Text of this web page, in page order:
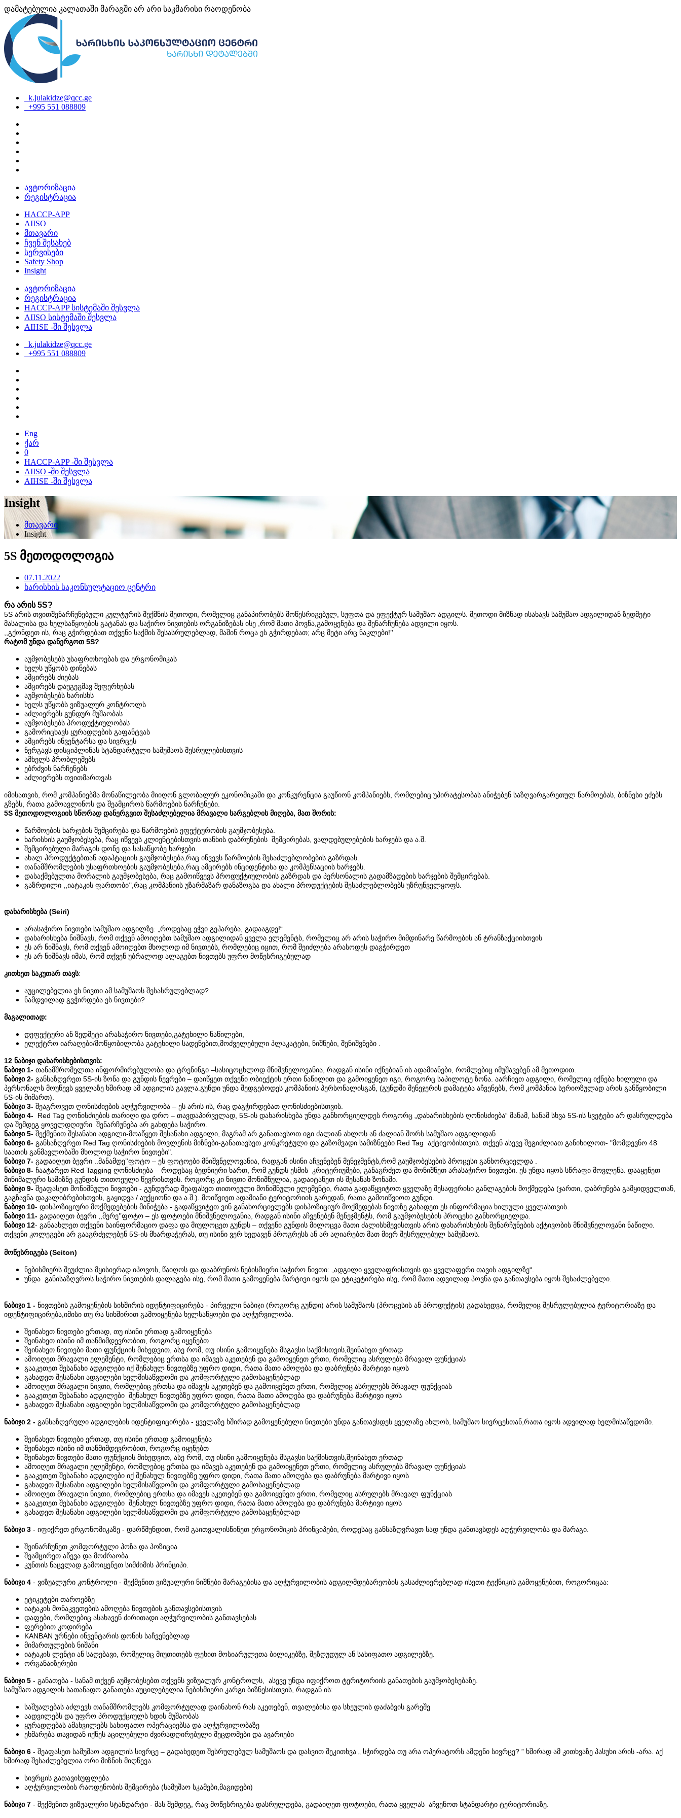
დამატებულია კალათაში მარაგში არ არი საკმარისი რაოდენობა
k.julakidze@qcc.ge
+995 551 088809
ავტორიზაცია
რეგისტრაცია
HACCP-APP
AIISO
მთავარი
ჩვენ შესახებ
სერვისები
Safety Shop
Insight
ავტორიზაცია
რეგისტრაცია
HACCP-APP სისტემაში შესვლა
AIISO სისტემაში შესვლა
AIHSE -ში შესვლა
k.julakidze@qcc.ge
+995 551 088809
Eng
ქარ
0
HACCP-APP -ში შესვლა
AIISO -ში შესვლა
AIHSE -ში შესვლა
Insight
მთავარი
Insight
5S მეთოდოლოგია
07.11.2022
ხარისხის საკონსულტაციო ცენტრი
რა არის 5S?
5S არის თვითშენარჩუნებული კულტურის შექმნის მეთოდი, რომელიც განაპირობებს მოწესრიგებულ, სუფთა და ეფექტურ სამუშაო ადგილს. მეთოდი მიზნად ისახავს სამუშაო ადგილიდან ზედმეტი
მასალისა და ხელსაწყოების გატანას და საჭირო ნივთების ორგანიზებას ისე ,რომ მათი პოვნა,გამოყენება და შენარჩუნება ადვილი იყოს.
,,გქონდეთ ის, რაც გჭირდებათ თქვენი საქმის შესასრულებლად, მაშინ როცა ეს გჭირდებათ; არც მეტი არც ნაკლები!’’
რატომ უნდა დანერგოთ 5S?
აუმჯობესებს უსაფრთხოებას და ერგონომიკას
ხელს უწყობს დინებას
ამცირებს ძიებას
ამცირებს დაუგეგმავ შეფერხებას
აუმჯობესებს ხარისხს
ხელს უწყობს ვიზუალურ კონტროლს
აძლიერებს გუნდურ მუშაობას
აუმჯობესებს პროდუქტიულობას
გამორიცხავს ყურადღების გაფანტვას
ამცირებს ინვენტარსა და სივრცეს
ნერგავს დისციპლინას სტანდარტული სამუშაოს შესრულებისთვის
ამხელს პრობლემებს
ებრძვის ნარჩენებს
აძლიერებს თვითმართვას
იმისათვის, რომ კომპანიებმა მონაწილეობა მიიღონ გლობალურ ეკონომიკაში და კონკურენცია გაუწიონ კომპანიებს, რომლებიც უპირატესობას ანიჭებენ საზღვარგარეთულ წარმოებას, ბიზნესი ეძებს
გზებს, რათა გამოავლინოს და შეამციროს წარმოების ნარჩენები.
5S მეთოდოლოგიის სწორად დანერგვით შესაძლებელია მრავალი სარგებლის მიღება, მათ შორის:
წარმოების ხარჯების შემცირება და წარმოების ეფექტურობის გაუმჯობესება.
ხარისხის გაუმჯობესება, რაც იწვევს კლიენტებისთვის თანხის დაბრუნების შემცირებას, ვალდებულებების ხარჯებს და ა.შ.
შემცირებული მარაგის დონე და სასაწყობე ხარჯები.
ახალ პროდუქტებთან ადაპტაციის გაუმჯობესება,რაც იწვევს წარმოების შესაძლებლობების გაზრდას.
თანამშრომლების უსაფრთხოების გაუმჯობესება,რაც ამცირებს ინციდენტისა და კომპენსაციის ხარჯებს.
დასაქმებულთა მორალის გაუმჯობესება, რაც გამოიწვევს პროდუქტიულობის გაზრდას და პერსონალის გადამზადების ხარჯების შემცირებას.
გაზრდილი ,,იატაკის ფართობი’’,რაც კომპანიის უზარმაზარ დანაზოგსა და ახალი პროდუქტების შესაძლებლობებს უზრუნველყოფს.
დახარისხება (Seiri)
არასაჭირო ნივთები სამუშაო ადგილზე: „როდესაც ეჭვი გეპარება, გადააგდე!“
დახარისხება ნიშნავს, რომ თქვენ ამოიღებთ სამუშაო ადგილიდან ყველა ელემენტს, რომელიც არ არის საჭირო მიმდინარე წარმოების ან ტრანზაქციისთვის
ეს არ ნიშნავს, რომ თქვენ ამოიღებთ მხოლოდ იმ ნივთებს, რომლებიც იცით, რომ შეიძლება არასოდეს დაგჭირდეთ
ეს არ ნიშნავს იმას, რომ თქვენ უბრალოდ ალაგებთ ნივთებს უფრო მოწესრიგებულად
კითხეთ საკუთარ თავს:
აუცილებელია ეს ნივთი ამ სამუშაოს შესასრულებლად?
ნამდვილად გვჭირდება ეს ნივთები?
მაგალითად:
დეფექტური ან ზედმეტი არასაჭირო ნივთები,გატეხილი ნაწილები,
ელექტრო იარაღები/მოწყობილობა გატეხილი სადენებით,მოძველებული პლაკატები, ნიშნები, შენიშვნები .
12 ნაბიჯი დახარისხებისთვის:
ნაბიჯი 1- თანამშრომელთა ინფორმირებულობა და ტრენინგი –სასიცოცხლოდ მნიშვნელოვანია, რადგან ისინი იქნებიან ის ადამიანები, რომლებიც იმუშავებენ ამ მეთოდით.
ნაბიჯი 2- განსაზღვრეთ 5S-ის ზონა და გუნდის წევრები – დაიწყეთ თქვენი ობიექტის ერთი ნაწილით და გამოიყენეთ იგი, როგორც საპილოტე ზონა. აარჩიეთ ადგილი, რომელიც იქნება ხილული და
პერსონალს მოუწევს ყველაზე ხშირად ამ ადგილის გავლა.გუნდი უნდა შედგებოდეს კომპანიის პერსონალისგან, (გუნდში მენეჯერის დამატება აჩვენებს, რომ კომპანია სერიოზულად არის განწყობილი
5S-ის მიმართ).
ნაბიჯი 3- შეაგროვეთ ღონისძიების აღჭურვილობა – ეს არის ის, რაც დაგჭირდებათ ღონისძიებისთვის.
ნაბიჯი 4- Red Tag ღონისძიების თარიღი და დრო – თავდაპირველად, 5S-ის დახარისხება უნდა განხორციელდეს როგორც „დახარისხების ღონისძიება“ მანამ, სანამ სხვა 5S-ის სვეტები არ დასრულდება
და შემდეგ ყოველდღიური შენარჩუნება არ გახდება საჭირო.
ნაბიჯი 5- შექმენით შესანახი ადგილი-მოაწყეთ შესანახი ადგილი, მაგრამ არ განათავსოთ იგი ძალიან ახლოს ან ძალიან შორს სამუშაო ადგილიდან.
ნაბიჯი 6- განსაზღვრეთ Red Tag ღონისძიების მოვლენის მიზნები-განათავსეთ კონკრეტული და გაზომვადი სამიზნეები Red Tag აქტივობისთვის. თქვენ ასევე შეგიძლიათ განიხილოთ- "მომდევნო 48
საათის განმავლობაში მხოლოდ საჭირო ნივთები".
ნაბიჯი 7- გადაიღეთ ბევრი ..მანამდე’’ფოტო – ეს ფოტოები მნიშვნელოვანია, რადგან ისინი აჩვენებენ მენეჯმენტს,რომ გაუმჯობესების პროცესი განხორციელდა .
ნაბიჯი 8- ჩაატარეთ Red Tagging ღონისძიება – როდესაც ბედნიერი ხართ, რომ გუნდს ესმის კრიტერიუმები, განაგრძეთ და მონიშნეთ არასაჭირო ნივთები. ეს უნდა იყოს სწრაფი მოვლენა. დააყენეთ
მინიმალური სამიზნე გუნდის თითოეული წევრისთვის. როგორც კი ნივთი მონიშნულია, გადაიტანეთ ის შესანახ ზონაში.
ნაბიჯი 9- შეაფასეთ მონიშნული ნივთები - გუნდურად შეაფასეთ თითოეული მონიშნული ელემენტი, რათა გადაწყვიტოთ ყველაზე შესაფერისი განლაგების მოქმედება (ჯართი, დაბრუნება გამყიდველთან,
გაგზავნა დაკალიბრებისთვის, გაყიდვა / აუქციონი და ა.შ.). მოიწვიეთ ადამიანი ტერიტორიის გარედან, რათა გამოიწვიოთ გუნდი.
ნაბიჯი 10- დისპოზიციური მოქმედებების მინიჭება - გადაწყვიტეთ ვინ განახორციელებს დისპოზიციურ მოქმედებას ნივთზე.გახადეთ ეს ინფორმაცია ხილული ყველასთვის.
ნაბიჯი 11- გადაიღეთ ბევრი ,,მერე’’ფოტო – ეს ფოტოები მნიშვნელოვანია, რადგან ისინი აჩვენებენ მენეჯმენტს, რომ გაუმჯობესების პროცესი განხორციელდა.
ნაბიჯი 12- განაახლეთ თქვენი საინფორმაციო დაფა და მიულოცეთ გუნდს – თქვენი გუნდის მილოცვა მათი ძალისხმევისთვის არის დახარისხების შენარჩუნების აქტივობის მნიშვნელოვანი ნაწილი.
თქვენი კოლეგები არ გააგრძელებენ 5S-ის მხარდაჭერას, თუ ისინი ვერ ხედავენ პროგრესს ან არ აღიარებთ მათ მიერ შესრულებულ სამუშაოს.
მოწესრიგება (Seiton)
ნებისმიერს შეუძლია მყისიერად იპოვოს, წაიღოს და დააბრუნოს ნებისმიერი საჭირო ნივთი: „ადგილი ყველაფრისთვის და ყველაფერი თავის ადგილზე“.
უნდა განისაზღვროს საჭირო ნივთების დალაგება ისე, რომ მათი გამოყენება მარტივი იყოს და ეტიკეტირება ისე, რომ მათი ადვილად პოვნა და განთავსება იყოს შესაძლებელი.
ნაბიჯი 1 - ნივთების გამოყენების სიხშირის იდენტიფიცირება - პირველი ნაბიჯი (როგორც გუნდი) არის სამუშაოს (პროცესის ან პროდუქტის) გადახედვა, რომელიც შესრულებულია ტერიტორიაზე და
იდენტიფიცირება,იმისი თუ რა სიხშირით გამოიყენება ხელსაწყოები და აღჭურვილობა.
შეინახეთ ნივთები ერთად, თუ ისინი ერთად გამოიყენება
შეინახეთ ისინი იმ თანმიმდევრობით, როგორც იყენებთ
შეინახეთ ნივთები მათი ფუნქციის მიხედვით, ასე რომ, თუ ისინი გამოიყენება მსგავსი საქმისთვის,შეინახეთ ერთად
ამოიღეთ მრავალი ელემენტი, რომლებიც ერთსა და იმავეს აკეთებენ და გამოიყენეთ ერთი, რომელიც ასრულებს მრავალ ფუნქციას
გააკეთეთ შესანახი ადგილები იქ შენახულ ნივთებზე უფრო დიდი, რათა მათი ამოღება და დაბრუნება მარტივი იყოს
გახადეთ შესანახი ადგილები ხელმისაწვდომი და კომფორტული გამოსაყენებლად
ამოიღეთ მრავალი ნივთი, რომლებიც ერთსა და იმავეს აკეთებენ და გამოიყენეთ ერთი, რომელიც ასრულებს მრავალ ფუნქციას
გააკეთეთ შესანახი ადგილები შენახულ ნივთებზე უფრო დიდი, რათა მათი ამოღება და დაბრუნება მარტივი იყოს
გახადეთ შესანახი ადგილები ხელმისაწვდომი და კომფორტული გამოსაყენებლად
ნაბიჯი 2 - განსაზღვრული ადგილების იდენტიფიცირება - ყველაზე ხშირად გამოყენებული ნივთები უნდა განთავსდეს ყველაზე ახლოს, სამუშაო სივრცესთან,რათა იყოს ადვილად ხელმისაწვდომი.
შეინახეთ ნივთები ერთად, თუ ისინი ერთად გამოიყენება
შეინახეთ ისინი იმ თანმიმდევრობით, როგორც იყენებთ
შეინახეთ ნივთები მათი ფუნქციის მიხედვით, ასე რომ, თუ ისინი გამოიყენება მსგავსი საქმისთვის,შეინახეთ ერთად
ამოიღეთ მრავალი ელემენტი, რომლებიც ერთსა და იმავეს აკეთებენ და გამოიყენეთ ერთი, რომელიც ასრულებს მრავალ ფუნქციას
გააკეთეთ შესანახი ადგილები იქ შენახულ ნივთებზე უფრო დიდი, რათა მათი ამოღება და დაბრუნება მარტივი იყოს
გახადეთ შესანახი ადგილები ხელმისაწვდომი და კომფორტული გამოსაყენებლად
ამოიღეთ მრავალი ნივთი, რომლებიც ერთსა და იმავეს აკეთებენ და გამოიყენეთ ერთი, რომელიც ასრულებს მრავალ ფუნქციას
გააკეთეთ შესანახი ადგილები შენახულ ნივთებზე უფრო დიდი, რათა მათი ამოღება და დაბრუნება მარტივი იყოს
გახადეთ შესანახი ადგილები ხელმისაწვდომი და კომფორტული გამოსაყენებლად
ნაბიჯი 3 - იფიქრეთ ერგონომიკაზე - დარწმუნდით, რომ გაითვალისწინეთ ერგონომიკის პრინციპები, როდესაც განსაზღვრავთ სად უნდა განთავსდეს აღჭურვილობა და მარაგი.
შეინარჩუნეთ კომფორტული პოზა და პოზიცია
შეამცირეთ აწევა და მოძრაობა.
კუნთის ნაცვლად გამოიყენეთ სიმძიმის პრინციპი.
ნაბიჯი 4 - ვიზუალური კონტროლი - შექმენით ვიზუალური ნიშნები მარაგებისა და აღჭურვილობის ადგილმდებარეობის გასაძლიერებლად ისეთი ტექნიკის გამოყენებით, როგორიცაა:
ეტიკეტები თაროებზე
იატაკის მონაკვეთების ამოღება ნივთების განთავსებისთვის
დაფები, რომლებიც ასახავენ ძირითადი აღჭურვილობის განთავსებას
ფერებით კოდირება
KANBAN ურნები ინვენტარის დონის საჩვენებლად
მიმართულების ნიშანი
იატაკის ლენტი ან საღებავი, რომელიც მიუთითებს ფეხით მოსიარულეთა ბილიკებზე, შეზღუდულ ან სახიფათო ადგილებზე.
ორგანაიზერები
ნაბიჯი 5 - განათება - სანამ თქვენ აუმჯობესებთ თქვენს ვიზუალურ კონტროლს, ასევე უნდა იფიქროთ ტერიტორიის განათების გაუმჯობესებაზე.
სამუშაო ადგილის სათანადო განათება აუცილებელია ნებისმიერი კარგი ბიზნესისთვის, რადგან ის:
საშუალებას აძლევს თანამშრომლებს კომფორტულად დაინახონ რას აკეთებენ, თვალებისა და სხეულის დაძაბვის გარეშე
აადვილებს და უფრო პროდუქციულს ხდის მუშაობას
ყურადღებას ამახვილებს სახიფათო ოპერაციებსა და აღჭურვილობაზე
ეხმარება თავიდან იქნეს აცილებული ძვირადღირებული შეცდომები და ავარიები
ნაბიჯი 6 - შეაფასეთ სამუშაო ადგილის სივრცე – გადახედეთ შესრულებულ სამუშაოს და დასვით შეკითხვა „ სჭირდება თუ არა ოპერატორს ამდენი სივრცე? ” ხშირად ამ კითხვაზე პასუხი არის -არა. აქ
ხშირად შესაძლებელია ორი მიზნის მიღწევა:
სივრცის გათავისუფლება
აღჭურვილობის რაოდენობის შემცირება (სამუშაო სკამები,მაგიდები)
ნაბიჯი 7 - შექმენით ვიზუალური სტანდარტი - მას შემდეგ, რაც მოწესრიგება დასრულდება, გადაიღეთ ფოტოები, რათა ყველას აჩვენოთ სტანდარტი ტერიტორიაზე.